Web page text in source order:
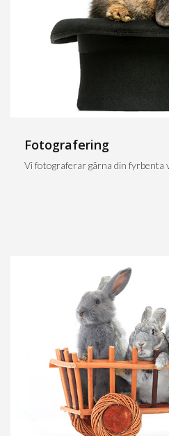
Fotografering
Vi fotograferar gärna din fyrbenta